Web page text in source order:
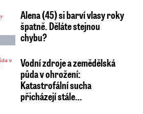
Alena (45) si barví vlasy roky
špatně. Děláte stejnou
chybu?
Vodní zdroje a zemědělská
půda v ohrožení:
Katastrofální sucha
přicházejí stále…